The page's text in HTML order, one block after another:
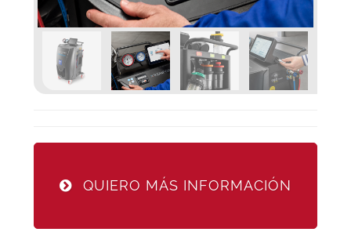
QUIERO MÁS INFORMACIÓN